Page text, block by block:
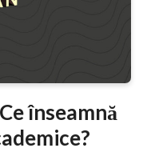
înseamnă